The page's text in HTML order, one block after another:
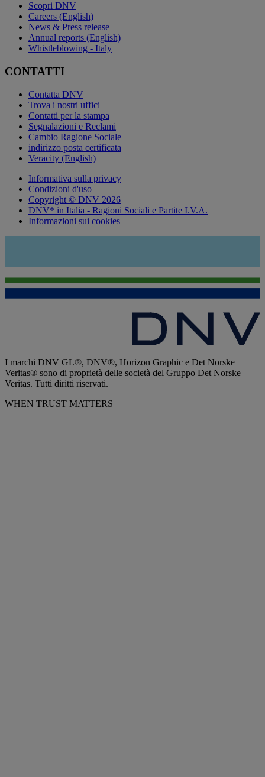
Scopri DNV
Careers (English)
News & Press release
Annual reports (English)
Whistleblowing - Italy
CONTATTI
Contatta DNV
Trova i nostri uffici
Contatti per la stampa
Segnalazioni e Reclami
Cambio Ragione Sociale
indirizzo posta certificata
Veracity (English)
Informativa sulla privacy
Condizioni d'uso
Copyright © DNV 2026
DNV* in Italia - Ragioni Sociali e Partite I.V.A.
Informazioni sui cookies
I marchi DNV GL®, DNV®, Horizon Graphic e Det Norske
Veritas® sono di proprietà delle società del Gruppo Det Norske
Veritas. Tutti diritti riservati.
WHEN TRUST MATTERS